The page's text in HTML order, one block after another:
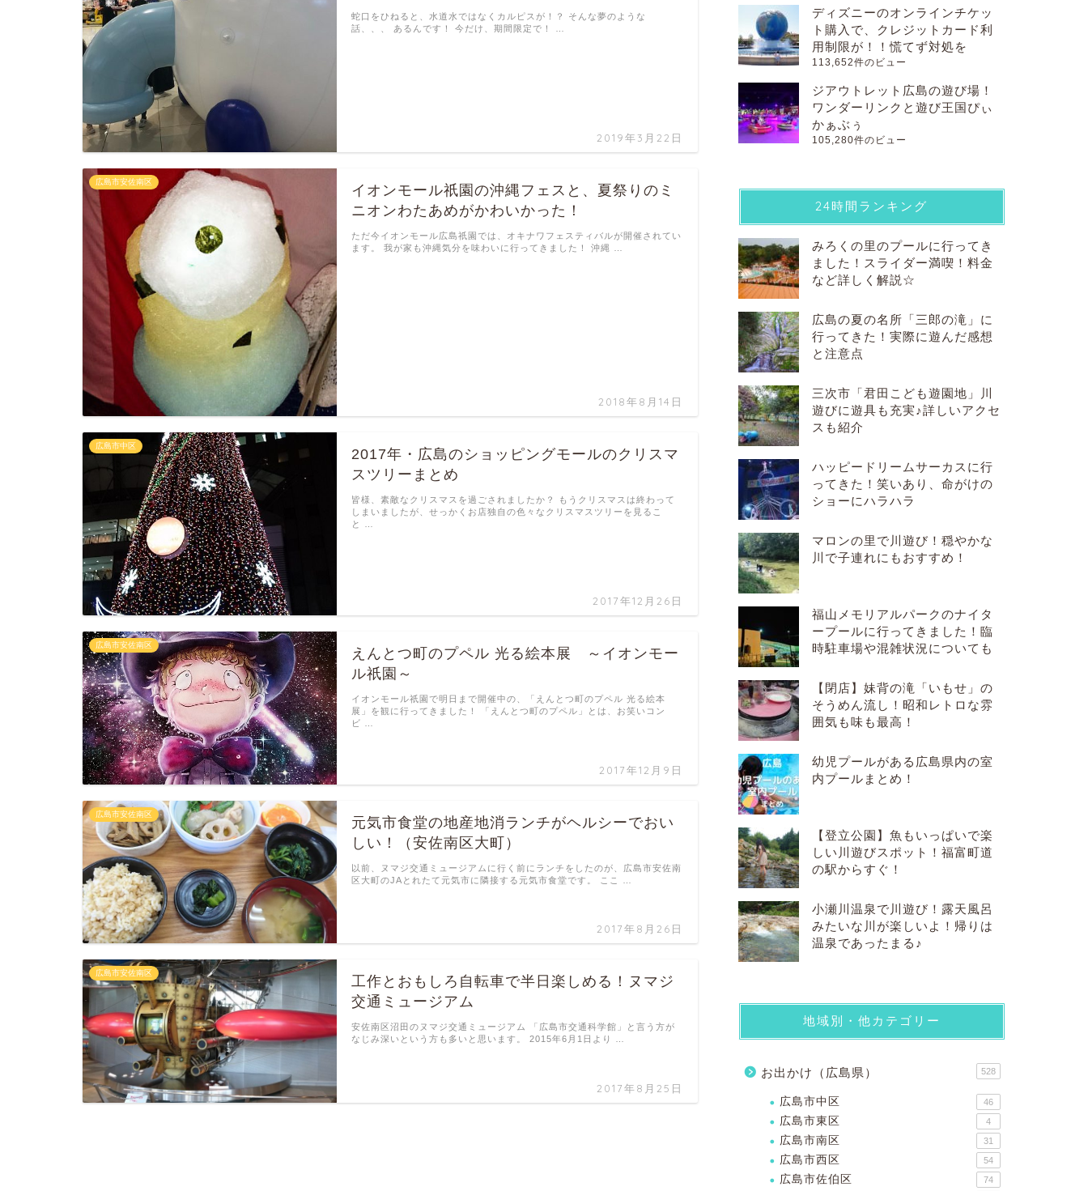
2019年3月22日
蛇口をひねると、水道水ではなくカルピスが！？ そんな夢のような
話、、、 あるんです！ 今だけ、期間限定で！ …
広島市安佐南区
イオンモール祇園の沖縄フェスと、夏祭りのミ
ニオンわたあめがかわいかった！
2018年8月14日
ただ今イオンモール広島祇園では、オキナワフェスティバルが開催されてい
ます。 我が家も沖縄気分を味わいに行ってきました！ 沖縄 …
広島市中区
2017年・広島のショッピングモールのクリスマ
スツリーまとめ
2017年12月26日
皆様、素敵なクリスマスを過ごされましたか？ もうクリスマスは終わって
しまいましたが、せっかくお店独自の色々なクリスマスツリーを見るこ
と …
広島市安佐南区
えんとつ町のプペル 光る絵本展 ～イオンモー
ル祇園～
2017年12月9日
イオンモール祇園で明日まで開催中の、「えんとつ町のプペル 光る絵本
展」を観に行ってきました！ 「えんとつ町のプペル」とは、お笑いコン
ビ …
広島市安佐南区
元気市食堂の地産地消ランチがヘルシーでおい
しい！（安佐南区大町）
2017年8月26日
以前、ヌマジ交通ミュージアムに行く前にランチをしたのが、広島市安佐南
区大町のJAとれたて元気市に隣接する元気市食堂です。 ここ …
広島市安佐南区
工作とおもしろ自転車で半日楽しめる！ヌマジ
交通ミュージアム
2017年8月25日
安佐南区沼田のヌマジ交通ミュージアム 「広島市交通科学館」と言う方が
なじみ深いという方も多いと思います。 2015年6月1日より …
ディズニーのオンラインチケッ
ト購入で、クレジットカード利
用制限が！！慌てず対処を
113,652件のビュー
ジアウトレット広島の遊び場！
ワンダーリンクと遊び王国ぴぃ
かぁぶぅ
105,280件のビュー
24時間ランキング
みろくの里のプールに行ってき
ました！スライダー満喫！料金
など詳しく解説☆
広島の夏の名所「三郎の滝」に
行ってきた！実際に遊んだ感想
と注意点
三次市「君田こども遊園地」川
遊びに遊具も充実♪詳しいアクセ
スも紹介
ハッピードリームサーカスに行
ってきた！笑いあり、命がけの
ショーにハラハラ
マロンの里で川遊び！穏やかな
川で子連れにもおすすめ！
福山メモリアルパークのナイタ
ープールに行ってきました！臨
時駐車場や混雑状況についても
【閉店】妹背の滝「いもせ」の
そうめん流し！昭和レトロな雰
囲気も味も最高！
幼児プールがある広島県内の室
内プールまとめ！
【登立公園】魚もいっぱいで楽
しい川遊びスポット！福富町道
の駅からすぐ！
小瀬川温泉で川遊び！露天風呂
みたいな川が楽しいよ！帰りは
温泉であったまる♪
地域別・他カテゴリー
お出かけ（広島県） 528
広島市中区 46
広島市東区 4
広島市南区 31
広島市西区 54
広島市佐伯区 74